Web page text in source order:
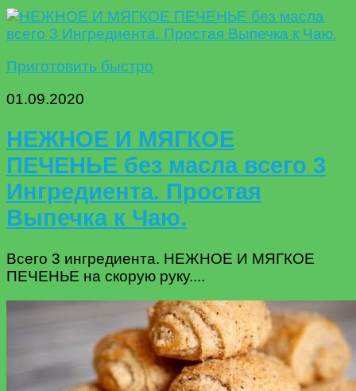
Приготовить быстро
01.09.2020
НЕЖНОЕ И МЯГКОЕ
ПЕЧЕНЬЕ без масла всего 3
Ингредиента. Простая
Выпечка к Чаю.
Всего 3 ингредиента. НЕЖНОЕ И МЯГКОЕ
ПЕЧЕНЬЕ на скорую руку....